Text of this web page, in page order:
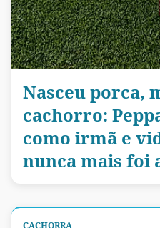
Nasceu porca,
cachorro:
como irmã e
nunca mais foi